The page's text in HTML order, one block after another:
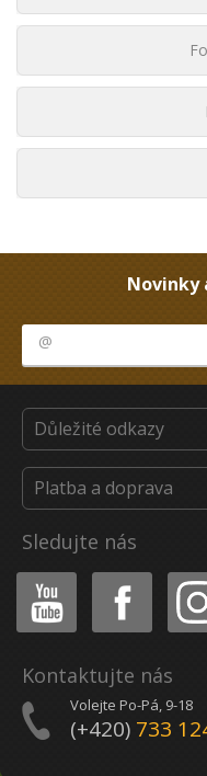
Novinky
Důležité odkazy
Platba a doprava
Sledujte nás
Youtube Facebook
Kontaktujte nás
Volejte Po-Pá, 9-18
(+420) 733